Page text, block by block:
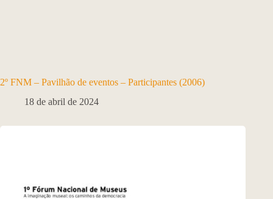
2º FNM – Pavilhão de eventos – Participantes (2006)
18 de abril de 2024